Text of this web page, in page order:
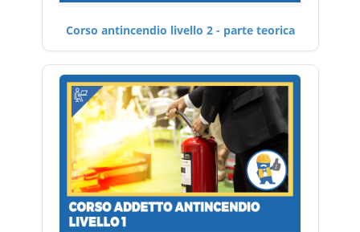
Corso antincendio livello 2 - parte teorica